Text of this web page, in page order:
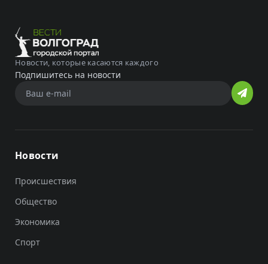
Новости, которые касаются каждого
Подпишитесь на новости
Новости
Происшествия
Общество
Экономика
Спорт